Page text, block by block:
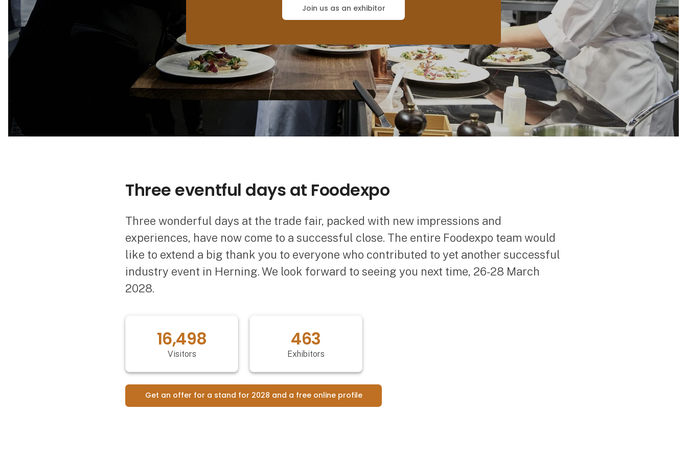
Join us as an exhibitor
Three eventful days at Foodexpo
Three wonderful days at the trade fair, packed with new impressions and
experiences, have now come to a successful close. The entire Foodexpo team would
like to extend a big thank you to everyone who contributed to yet another successful
industry event in Herning. We look forward to seeing you next time, 26-28 March
2028.
20,547
Visitors
463
Exhibitors
Get an offer for a stand for 2028 and a free online profile